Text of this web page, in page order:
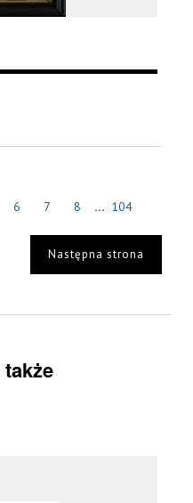
6 7 8 ... 104
Następna strona